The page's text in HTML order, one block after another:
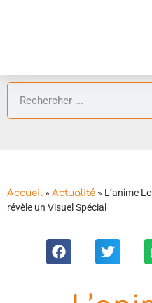
Accueil » Actualité » L’anime
révèle un Visuel Spécial